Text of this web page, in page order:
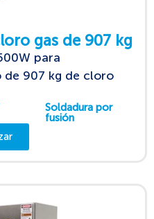
gas de 907 kg
para
de 907 kg de cloro
Soldadura por
fusión